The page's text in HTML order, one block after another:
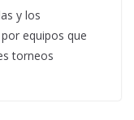
y los
equipos que
torneos